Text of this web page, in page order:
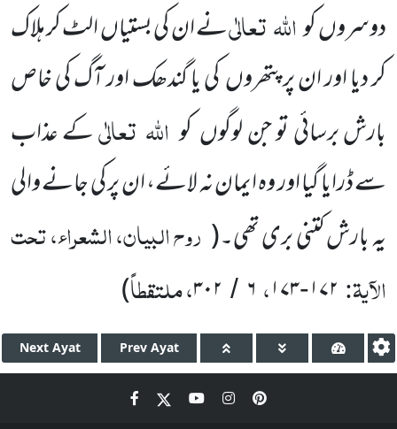
دوسروں کواللہتعالٰینے ان کی بستیاں الٹ کر ہلاک
کر دیا اور ان پر پتھروں کی یا گندھک اور آگ کی خاص
بارش برسائی تو جن لوگوں کو اللہ تعالٰیکے عذاب
سے ڈرایا گیا اور وہ ایمان نہ لائے، ان پر کی جانے والی
یہ بارش کتنی بری تھی۔( روح البیان، الشعراء، تحت
الآیۃ: ۱۷۲-۱۷۳، ۶ / ۳۰۲، ملتقطاً)
Next Ayat Prev Ayat